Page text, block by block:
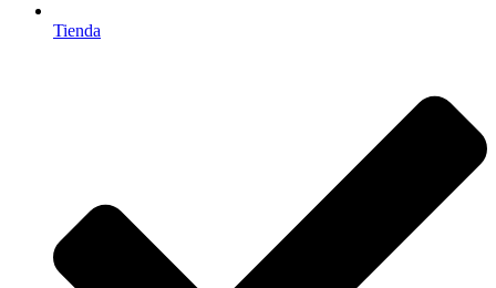
Tienda